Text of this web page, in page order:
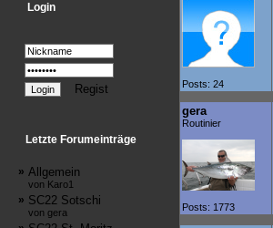
Login
Regist
Letzte Forumeinträge
» Allgemein
von Karo1
» SC22 Sotschi
von gera
Posts: 24
gera
Routinier
Posts: 1773